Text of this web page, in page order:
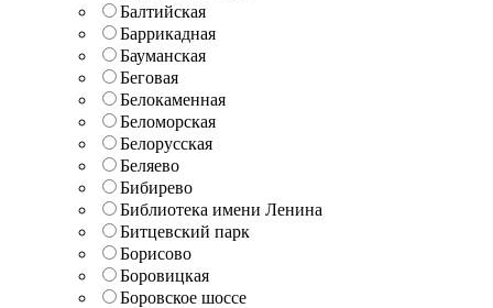
Балтийская
Баррикадная
Бауманская
Беговая
Белокаменная
Беломорская
Белорусская
Беляево
Бибирево
Библиотека имени Ленина
Битцевский парк
Борисово
Боровицкая
Боровское шоссе